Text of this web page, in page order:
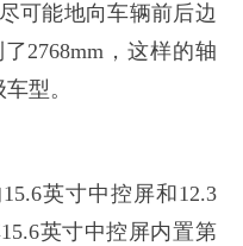
可能地向车辆前后边
2768mm，这样的轴
型。
英寸中控屏和12.3
英寸中控屏内置第